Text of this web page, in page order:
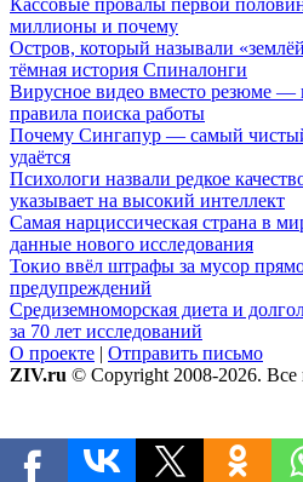
Кассовые провалы первой
миллионы и почему
Остров, который называли
тёмная история Спиналонги
Вирусное видео вместо резюме —
правила поиска работы
Почему Сингапур — самый
удаётся
Психологи назвали редкое
указывает на высокий интеллект
Самая нарциссическая страна в
данные нового исследования
Токио ввёл штрафы за мусор
предупреждений
Средиземноморская диета и
за 70 лет исследований
О проекте | Отправить письмо
ZIV.ru © Copyright 2008-2026.